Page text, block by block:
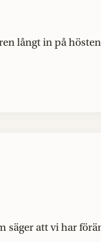
långt in på
säger att vi har